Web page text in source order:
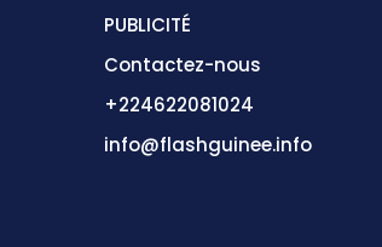
PUBLICITÉ
Contactez-nous
+224622081024
info@flashguinee.info